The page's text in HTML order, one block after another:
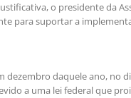
o presidente da
para suportar a
dezembro daquele ano, no
a uma lei federal que